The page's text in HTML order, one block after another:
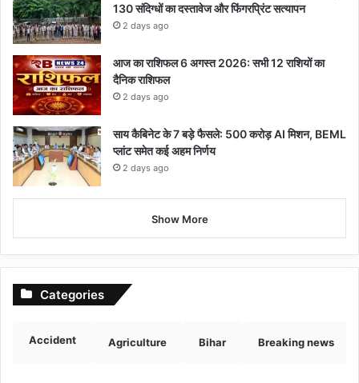
130 संदिग्धों का दस्तावेज और फिंगरप्रिंट सत्यापन
2 days ago
आज का राशिफल 6 अगस्त 2026: सभी 12 राशियों का
दैनिक राशिफल
2 days ago
साय कैबिनेट के 7 बड़े फैसले: 500 करोड़ AI मिशन, BEML
प्लांट समेत कई अहम निर्णय
2 days ago
Show More
Categories
Accident Agriculture Bihar Breaking news